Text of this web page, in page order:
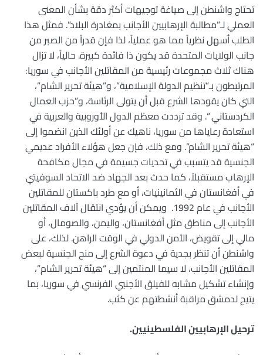
تحتاج واشنطن إلى صياغة توجيهات أكثر دقة بشأن المعنى
العملي لـ”مطالبة الإرهابيين الأجانب بمغادرة البلاد”. فمثل هذا
الطلب أسهل نظرياً مما هو عملياً، لذا فإن قدراً من الصبر من
جانب الولايات المتحدة قد يكون ذا فائدة كبيرة. حالياً، لا تزال
هناك ثلاث مجموعات رئيسية من المقاتلين الأجانب في سوريا:
المرتبطون بـ”تنظيم الدولة الإسلامية”، و”هيئة تحرير الشام”،
التي كان يقودها الشرع قبل أن يتولى الرئاسة، و”حزب العمال
الكردستاني “. وقد ترددت معظم الدول الأوروبية والعربية في
استعادة رعاياها من سوريا، ناهيك عن أولئك الذين انضموا إلى
“هيئة تحرير الشام”. ومع ذلك، فإن جعل هؤلاء الأفراد عديمي
الجنسية قد يتسبب في تحديات جسيمة في مجال مكافحة
الإرهاب مستقبلاً، كما حدث بعد الجهاد ضد الاتحاد السوفيتي
في أفغانستان في الثمانينيات، أو مع طرد باكستان للمقاتلين
الأجانب في عام 1992. ويمكن أن يؤدي انتقال آلاف المقاتلين
الأجانب إلى مناطق مثل أفغانستان، واليمن، والصومال، أو
مالي إلى تقويض، الأمن الدولي في الوقت الراهن. لذلك، على
واشنطن أن تنظر بجدية في دعوة الشرع إلى منح الجنسية لبعض
المقاتلين الأجانب، لا سيما المنتمين إلى “هيئة تحرير الشام”،
وإنشاء تشكيل مشابه للفيلق الأجنبي الفرنسي في سوريا، بما
يتيح لدمشق مراقبة أنشطتهم عن كثب.
ترحيل الإرهابيين الفلسطينيين.